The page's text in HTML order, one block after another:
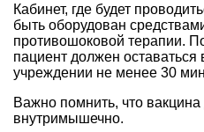
Кабинет, где будет
быть оборудован
противошоковой терапии.
пациент должен оставаться
учреждении не менее 30
Важно помнить, что
внутримышечно.